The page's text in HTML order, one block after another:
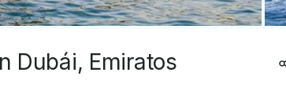
Dubái, Emiratos